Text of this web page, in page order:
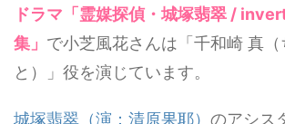
ドラマ「霊媒探偵・城塚翡翠 /
集」 で小芝風花さんは「千和崎 真（
と）」役を演じています。
城塚翡翠（演：清原果耶） のアシス